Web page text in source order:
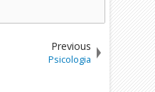
Previous
Psicologia